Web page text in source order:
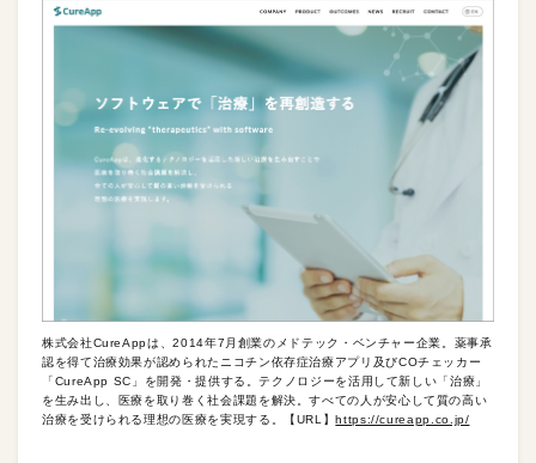
株式会社CureAppは、2014年7月創業のメドテック・ベンチャー企業。薬事承
認を得て治療効果が認められたニコチン依存症治療アプリ及びCOチェッカー
「CureApp SC」を開発・提供する。テクノロジーを活用して新しい「治療」
を生み出し、医療を取り巻く社会課題を解決。すべての人が安心して質の高い
治療を受けられる理想の医療を実現する。【URL】https://cureapp.co.jp/